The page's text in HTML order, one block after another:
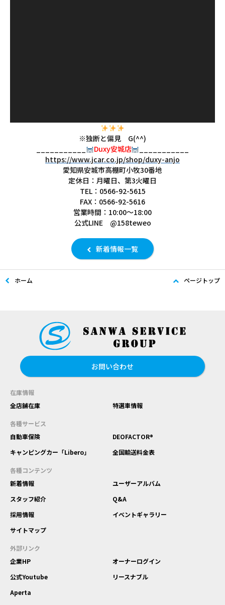
※独断と偏見 G(^^)
Duxy安城店
https://www.jcar.co.jp/shop/duxy-anjo
愛知県安城市高棚町小牧30番地
定休日：月曜日、第3火曜日
TEL：0566-92-5615
FAX：0566-92-5616
営業時間：10:00～18:00
公式LINE @158teweo
新着情報一覧
ホーム ページトップ
お問い合わせ
在庫情報
全店舗在庫
特選車情報
各種サービス
自動車保険
DEOFACTOR®
キャンピングカー「Libero」
全国輸送料金表
各種コンテンツ
新着情報
ユーザーアルバム
スタッフ紹介
Q&A
採用情報
イベントギャラリー
サイトマップ
外部リンク
企業HP
オーナーログイン
公式Youtube
リースナブル
Aperta